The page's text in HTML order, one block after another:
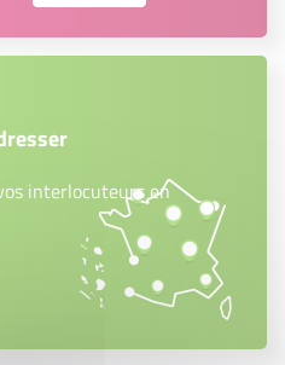
interlocuteurs en